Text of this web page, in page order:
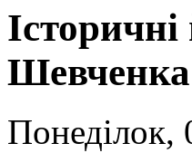
Шевченка
Понеділок,